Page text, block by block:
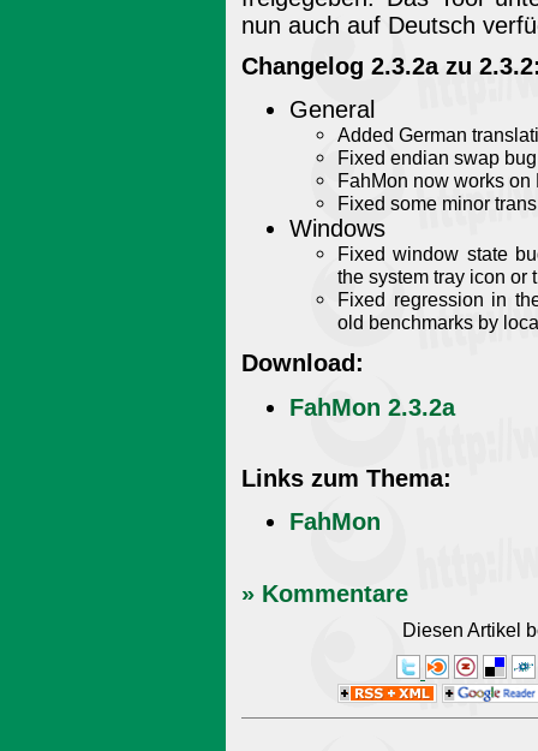
nun auch auf Deutsch
Changelog 2.3.2a zu
General
Added German
Fixed endian swap
FahMon now works on
Fixed some minor
Windows
Fixed window state
the system tray icon or
Fixed regression in
old benchmarks by
Download:
FahMon 2.3.2a
Links zum Thema:
FahMon
» Kommentare
Diesen Artikel